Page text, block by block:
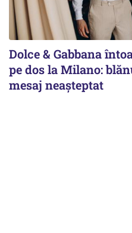
Dolce & Gabbana
pe dos la Milano:
mesaj neașteptat